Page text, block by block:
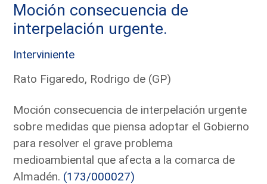
Moción consecuencia de
interpelación urgente.
Interviniente
Rato Figaredo, Rodrigo de (GP)
Moción consecuencia de interpelación urgente
sobre medidas que piensa adoptar el Gobierno
para resolver el grave problema
medioambiental que afecta a la comarca de
Almadén. (173/000027)